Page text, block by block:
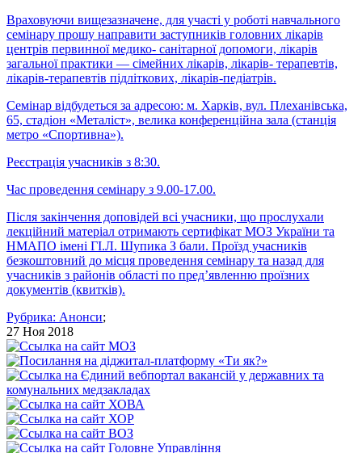
Враховуючи вищезазначене, для участі у роботі навчального
семінару прошу направити заступників головних лікарів
центрів первинної медико- санітарної допомоги, лікарів
загальної практики — сімейних лікарів, лікарів- терапевтів,
лікарів-терапевтів підліткових, лікарів-педіатрів.
Семінар відбудеться за адресою: м. Харків, вул. Плеханівська,
65, стадіон «Металіст», велика конференційна зала (станція
метро «Спортивна»).
Реєстрація учасників з 8:30.
Час проведення семінару з 9.00-17.00.
Після закінчення доповідей всі учасники, що прослухали
лекційний матеріал отримають сертифікат МОЗ України та
НМАПО імені ГІ.Л. Шупика З бали. Проїзд учасників
безкоштовний до місця проведення семінару та назад для
учасників з районів області по пред’явленню проїзних
документів (квитків).
Рубрика: Анонси;
27 Ноя 2018